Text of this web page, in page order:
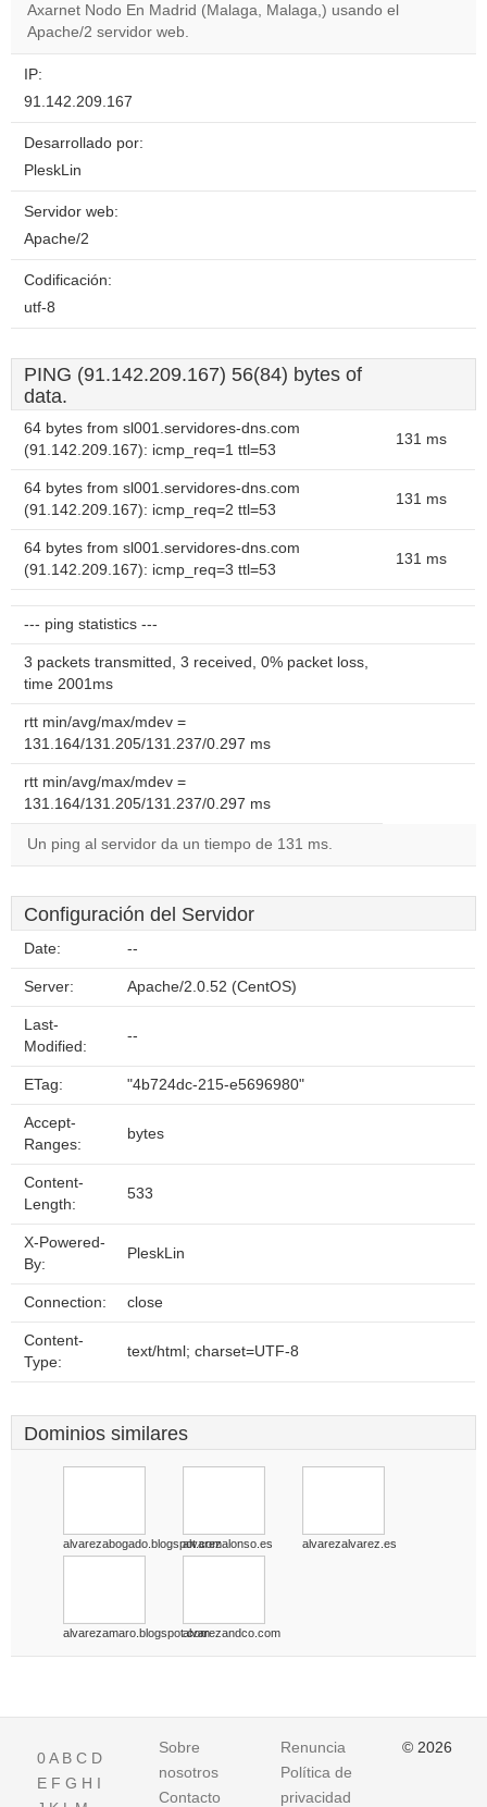
own this
Axarnet Nodo En Madrid (Malaga, Malaga,) usando el
Apache/2 servidor web.
IP:
91.142.209.167
Desarrollado por:
PleskLin
Servidor web:
Apache/2
Codificación:
utf-8
PING (91.142.209.167) 56(84) bytes of
data.
64 bytes from sl001.servidores-dns.com
(91.142.209.167): icmp_req=1 ttl=53
131 ms
64 bytes from sl001.servidores-dns.com
(91.142.209.167): icmp_req=2 ttl=53
131 ms
64 bytes from sl001.servidores-dns.com
(91.142.209.167): icmp_req=3 ttl=53
131 ms
--- ping statistics ---
3 packets transmitted, 3 received, 0% packet loss,
time 2001ms
rtt min/avg/max/mdev =
131.164/131.205/131.237/0.297 ms
rtt min/avg/max/mdev =
131.164/131.205/131.237/0.297 ms
Un ping al servidor da un tiempo de 131 ms.
Configuración del Servidor
Date: --
Server: Apache/2.0.52 (CentOS)
Last-
Modified:
--
ETag: "4b724dc-215-e5696980"
Accept-
Ranges:
bytes
Content-
Length:
533
X-Powered-
By:
PleskLin
Connection: close
Content-
Type:
text/html; charset=UTF-8
Dominios similares
alvarezabogado.blogspot.comalvarezalonso.es alvarezalvarez.es
alvarezamaro.blogspot.comalvarezandco.com
0A B C D
E F G H I
Sobre
nosotros
Contacto
Renuncia
Política de
privacidad
© 2026